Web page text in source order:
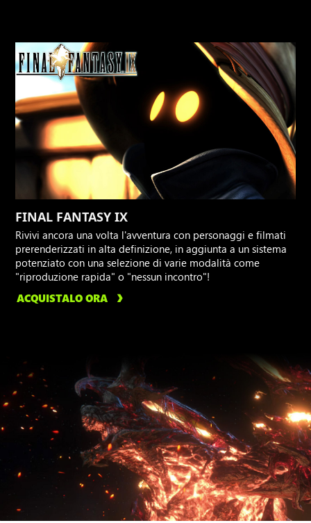
FINAL FANTASY IX
Rivivi ancora una volta l'avventura con personaggi e filmati
prerenderizzati in alta definizione, in aggiunta a un sistema
potenziato con una selezione di varie modalità come
"riproduzione rapida" o "nessun incontro"!
ACQUISTALO ORA